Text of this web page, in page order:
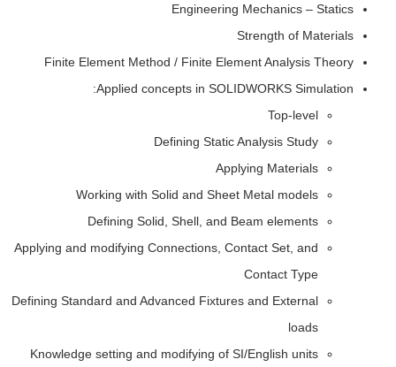
Engineering Mechanics – Statics
Strength of Materials
Finite Element Method / Finite Element Analysis Theory
Applied concepts in SOLIDWORKS Simulation:
Top-level
Defining Static Analysis Study
Applying Materials
Working with Solid and Sheet Metal models
Defining Solid, Shell, and Beam elements
Applying and modifying Connections, Contact Set, and
Contact Type
Defining Standard and Advanced Fixtures and External
loads
Knowledge setting and modifying of SI/English units